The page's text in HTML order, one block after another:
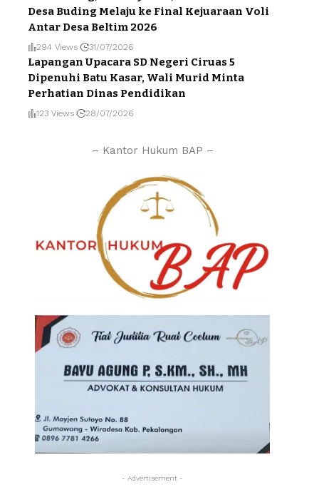
Desa Buding Melaju ke Final Kejuaraan Voli
Antar Desa Beltim 2026
294 Views 31/07/2026
Lapangan Upacara SD Negeri Ciruas 5
Dipenuhi Batu Kasar, Wali Murid Minta
Perhatian Dinas Pendidikan
123 Views 28/07/2026
– Kantor Hukum BAP –
- Advertisement -